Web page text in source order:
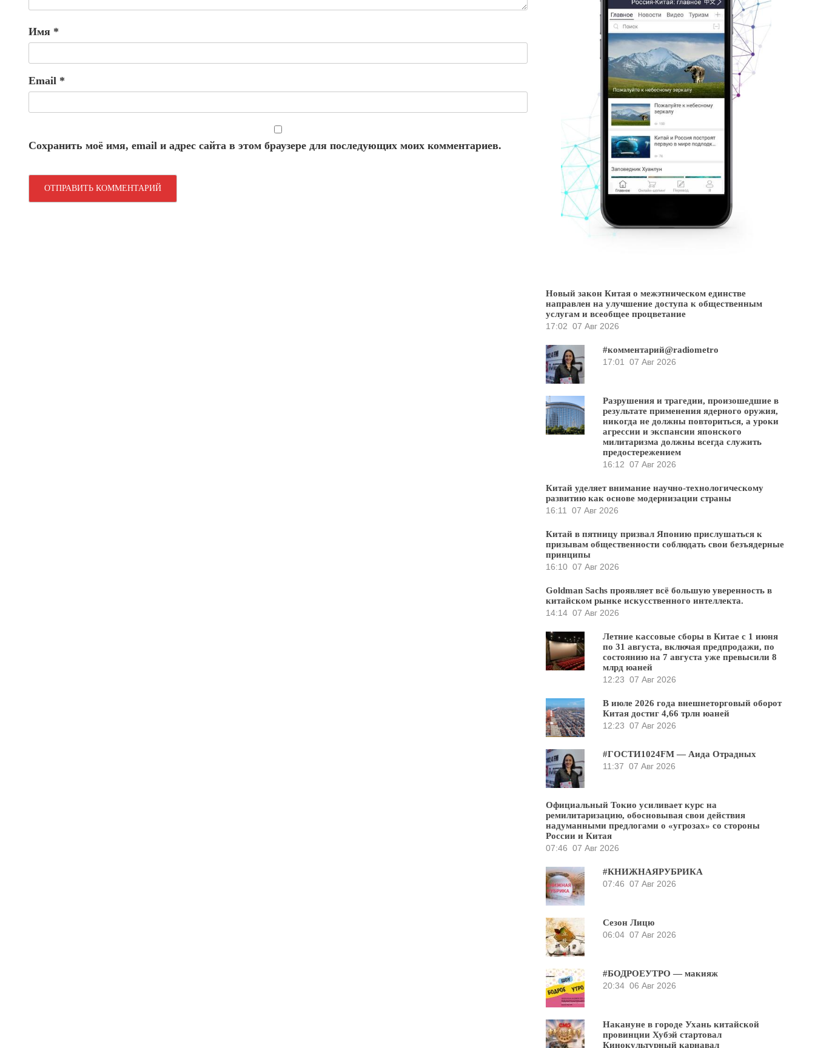
Имя *
Email *
Сохранить моё имя, email и адрес сайта в этом браузере для последующих моих комментариев.
Новый закон Китая о межэтническом единстве
направлен на улучшение доступа к общественным
услугам и всеобщее процветание
17:02 07 Авг 2026
#комментарий@radiometro
17:01
07 Авг 2026
Разрушения и трагедии, произошедшие в
результате применения ядерного оружия,
никогда не должны повториться, а уроки
агрессии и экспансии японского
милитаризма должны всегда служить
предостережением
16:12 07 Авг 2026
Китай уделяет внимание научно-технологическому
развитию как основе модернизации страны
16:11
07 Авг 2026
Китай в пятницу призвал Японию прислушаться к
призывам общественности соблюдать свои безъядерные
принципы
16:10 07 Авг 2026
Goldman Sachs проявляет всё большую уверенность в
китайском рынке искусственного интеллекта.
14:14 07 Авг 2026
Летние кассовые сборы в Китае с 1 июня
по 31 августа, включая предпродажи, по
состоянию на 7 августа уже превысили 8
млрд юаней
12:23 07 Авг 2026
В июле 2026 года внешнеторговый оборот
Китая достиг 4,66 трлн юаней
12:23 07 Авг 2026
#ГОСТИ1024FM — Аида Отрадных
11:37 07 Авг 2026
Официальный Токио усиливает курс на
ремилитаризацию, обосновывая свои действия
надуманными предлогами о «угрозах» со стороны
России и Китая
07:46 07 Авг 2026
#КНИЖНАЯРУБРИКА
07:46 07 Авг 2026
Сезон Лицю
06:04 07 Авг 2026
#БОДРОЕУТРО — макияж
20:34 06 Авг 2026
Накануне в городе Ухань китайской
провинции Хубэй стартовал
Кинокультурный карнавал